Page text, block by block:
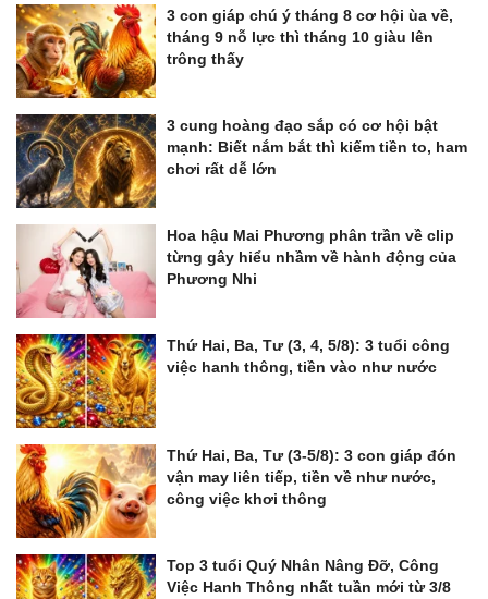
3 con giáp chú ý tháng 8 cơ hội ùa về,
tháng 9 nỗ lực thì tháng 10 giàu lên
trông thấy
3 cung hoàng đạo sắp có cơ hội bật
mạnh: Biết nắm bắt thì kiếm tiền to, ham
chơi rất dễ lớn
Hoa hậu Mai Phương phân trần về clip
từng gây hiểu nhầm về hành động của
Phương Nhi
Thứ Hai, Ba, Tư (3, 4, 5/8): 3 tuổi công
việc hanh thông, tiền vào như nước
Thứ Hai, Ba, Tư (3-5/8): 3 con giáp đón
vận may liên tiếp, tiền về như nước,
công việc khơi thông
Top 3 tuổi Quý Nhân Nâng Đỡ, Công
Việc Hanh Thông nhất tuần mới từ 3/8